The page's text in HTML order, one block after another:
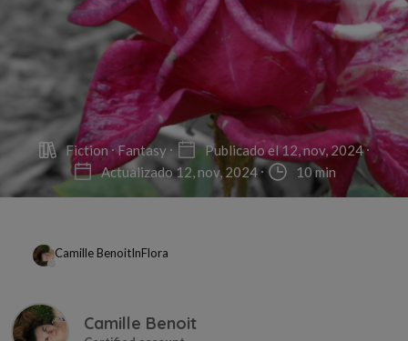
Fiction Fantasy
Publicado el 12, nov, 2024
Actualizado 12, nov, 2024
10 min
Camille BenoitInFlora
Camille Benoit